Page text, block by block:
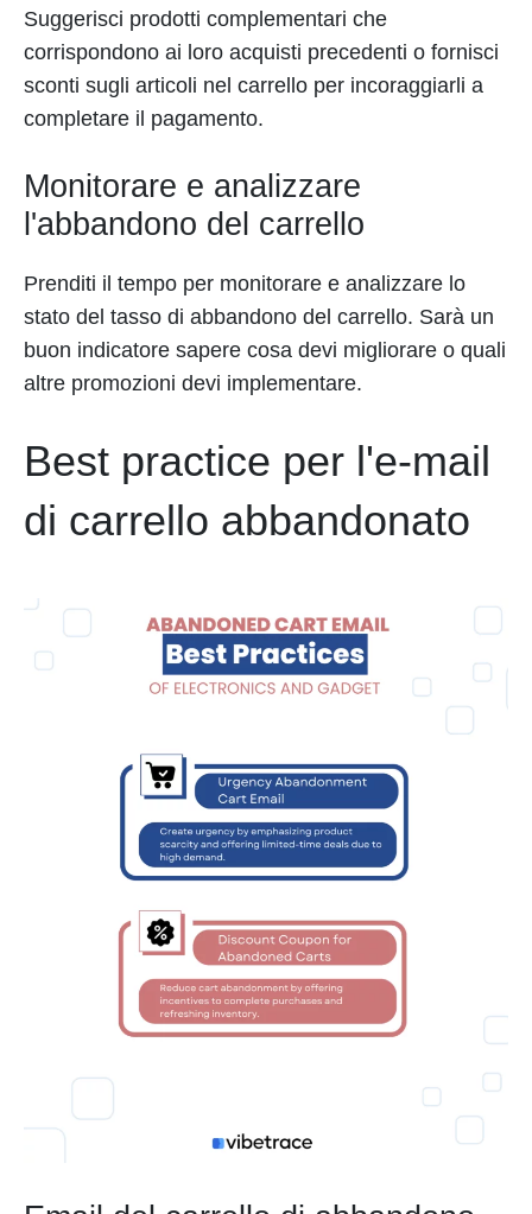
Suggerisci prodotti complementari che
corrispondono ai loro acquisti precedenti o fornisci
sconti sugli articoli nel carrello per incoraggiarli a
completare il pagamento.
Monitorare e analizzare
l'abbandono del carrello
Prenditi il tempo per monitorare e analizzare lo
stato del tasso di abbandono del carrello. Sarà un
buon indicatore sapere cosa devi migliorare o quali
altre promozioni devi implementare.
Best practice per l'e-mail
di carrello abbandonato